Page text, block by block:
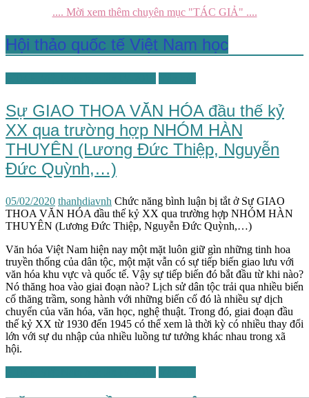
.... Mời xem thêm chuyên mục "TÁC GIẢ" ....
Hội thảo quốc tế Việt Nam học
Sự GIAO THOA VĂN HÓA đầu thế kỷ
XX qua trường hợp NHÓM HÀN
THUYÊN (Lương Đức Thiệp, Nguyễn
Đức Quỳnh,…)
05/02/2020 thanhdiavnh Chức năng bình luận bị tắt ở Sự GIAO
THOA VĂN HÓA đầu thế kỷ XX qua trường hợp NHÓM HÀN
THUYÊN (Lương Đức Thiệp, Nguyễn Đức Quỳnh,…)
Văn hóa Việt Nam hiện nay một mặt luôn giữ gìn những tinh hoa
truyền thống của dân tộc, một mặt vẫn có sự tiếp biến giao lưu với
văn hóa khu vực và quốc tế. Vậy sự tiếp biến đó bắt đầu từ khi nào?
Nó thăng hoa vào giai đoạn nào? Lịch sử dân tộc trải qua nhiều biến
cố thăng trầm, song hành với những biến cố đó là nhiều sự dịch
chuyển của văn hóa, văn học, nghệ thuật. Trong đó, giai đoạn đầu
thế kỷ XX từ 1930 đến 1945 có thể xem là thời kỳ có nhiều thay đổi
lớn với sự du nhập của nhiều luồng tư tưởng khác nhau trong xã
hội.